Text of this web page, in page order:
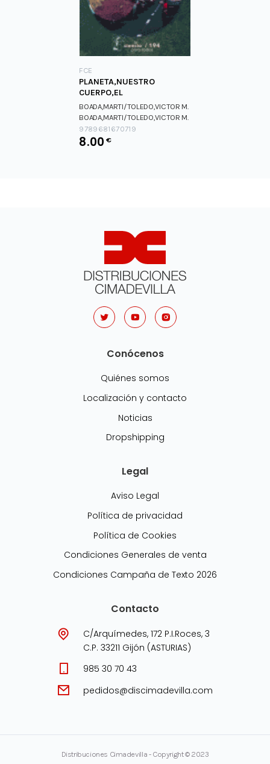
FCE
PLANETA,NUESTRO
CUERPO,EL
BOADA,MARTI/TOLEDO,VICTOR M.
BOADA,MARTI/TOLEDO,VICTOR M.
9789681670719
8.00 €
Conócenos
Quiénes somos
Localización y contacto
Noticias
Dropshipping
Legal
Aviso Legal
Política de privacidad
Política de Cookies
Condiciones Generales de venta
Condiciones Campaña de Texto 2026
Contacto
C/Arquímedes, 172 P.I.Roces, 3
C.P. 33211 Gijón (ASTURIAS)
985 30 70 43
pedidos@discimadevilla.com
Distribuciones Cimadevilla - Copyright © 2023